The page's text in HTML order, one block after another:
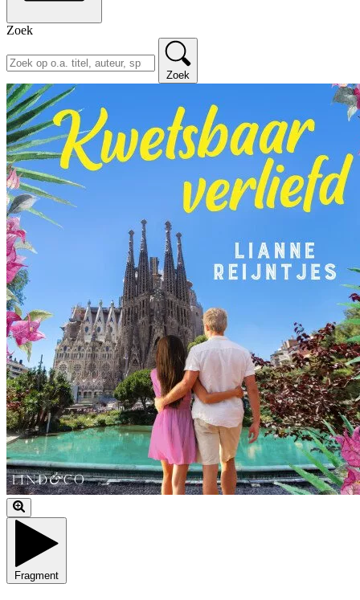
Zoek
Zoek
Fragment